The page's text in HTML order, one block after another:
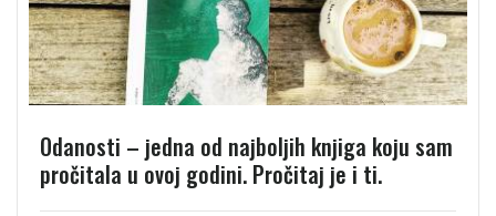
Odanosti – jedna od najboljih knjiga koju sam
pročitala u ovoj godini. Pročitaj je i ti.